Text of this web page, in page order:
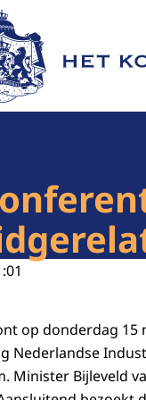
homepage van Het
op donderdag 15
Nederlandse
Minister Bijleveld